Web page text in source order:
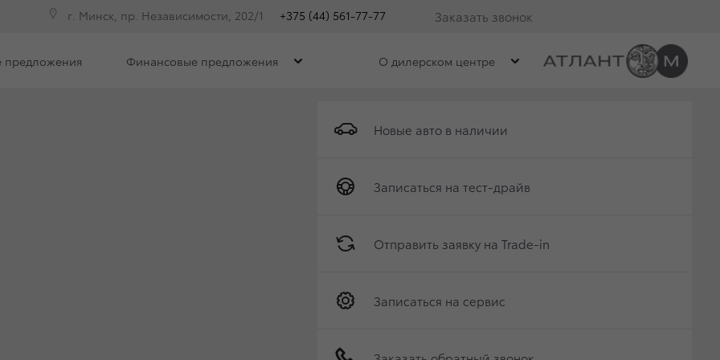
г. Минск, пр. Независимости, 202/1 +375 (44) 561-77-77 Заказать звонок
Получить консультацию по кредиту
Отправить заявку на Trade-in
Записаться на сервис
Заказать обратный звонок
предложения Финансовые предложения О дилерском центре
Новые авто в наличии
Записаться на тест-драйв
Отправить заявку на Trade-in
Записаться на сервис